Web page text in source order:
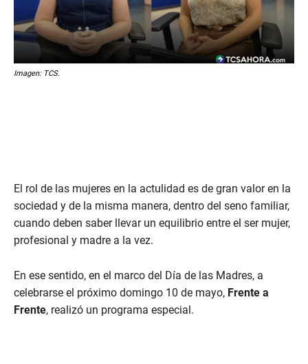
Imagen: TCS.
El rol de las mujeres en la actulidad es de gran valor en la
sociedad y de la misma manera, dentro del seno familiar,
cuando deben saber llevar un equilibrio entre el ser mujer,
profesional y madre a la vez.
En ese sentido, en el marco del Día de las Madres, a
celebrarse el próximo domingo 10 de mayo, Frente a
Frente, realizó un programa especial.